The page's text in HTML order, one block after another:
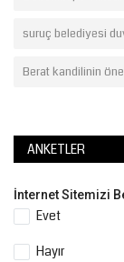
suruç belediyesi
Berat kandilinin
ANKETLER
İnternet Sitemizi
Evet
Hayır